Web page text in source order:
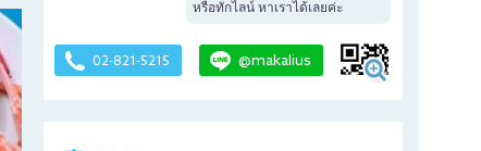
หรือทักไลน์ หาเราได้เลยค่ะ
02-821-5215 @makalius